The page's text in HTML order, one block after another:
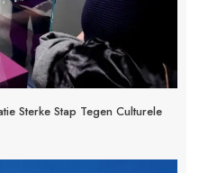
Sterke Stap Tegen Culturele